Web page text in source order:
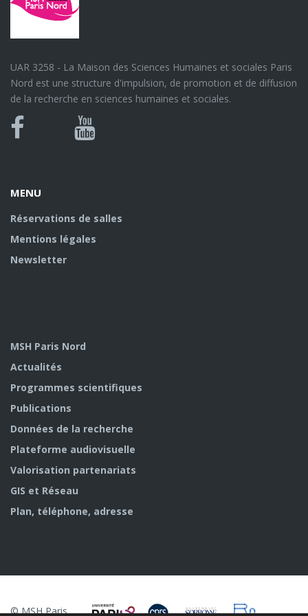
UAR 3258 - La Maison des Sciences Humaines et sociales Paris
Nord est une structure d'impulsion, de promotion et de diffusion
de la recherche en sciences humaines et sociales.
Bluesky
Canal
MENU
Réservations de salles
Mentions légales
Newsletter
MSH Paris Nord
Actualités
Programmes scientifiques
Publications
Données de la recherche
Plateforme audiovisuelle
Valorisation partenariats
GIS et Réseau
Plan, téléphone, adresse
© MSH Paris